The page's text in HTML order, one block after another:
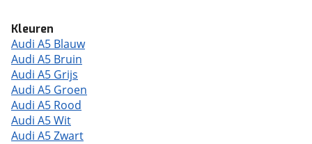
Kleuren
Audi A5 Blauw
Audi A5 Bruin
Audi A5 Grijs
Audi A5 Groen
Audi A5 Rood
Audi A5 Wit
Audi A5 Zwart